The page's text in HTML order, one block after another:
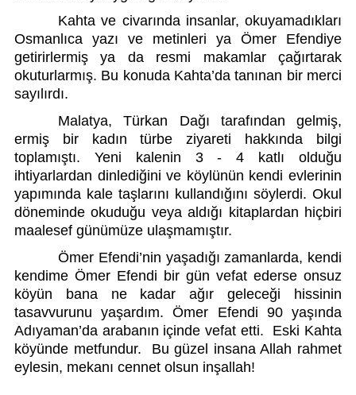
Kahta ve civarında insanlar, okuyamadıkları
Osmanlıca yazı ve metinleri ya Ömer Efendiye
getirirlermiş ya da resmi makamlar çağırtarak
okuturlarmış. Bu konuda Kahta’da tanınan bir merci
sayılırdı.
Malatya, Türkan Dağı tarafından gelmiş,
ermiş bir kadın türbe ziyareti hakkında bilgi
toplamıştı. Yeni kalenin 3 - 4 katlı olduğu
ihtiyarlardan dinlediğini ve köylünün kendi evlerinin
yapımında kale taşlarını kullandığını söylerdi. Okul
döneminde okuduğu veya aldığı kitaplardan hiçbiri
maalesef günümüze ulaşmamıştır.
Ömer Efendi’nin yaşadığı zamanlarda, kendi
kendime Ömer Efendi bir gün vefat ederse onsuz
köyün bana ne kadar ağır geleceği hissinin
tasavvurunu yaşardım. Ömer Efendi 90 yaşında
Adıyaman’da arabanın içinde vefat etti.  Eski Kahta
köyünde metfundur.  Bu güzel insana Allah rahmet
eylesin, mekanı cennet olsun inşallah!